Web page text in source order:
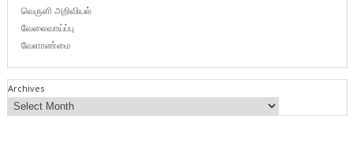
வெருளி அறிவியல்
வேலைவாய்ப்பு
வேளாண்மை
Archives